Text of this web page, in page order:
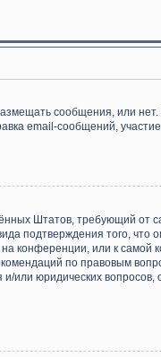
сообщения, или
email-сообщений, участие
Штатов, требующий от
подтверждения того, что
конференции, или к самой
по правовым
или юридических вопросов,